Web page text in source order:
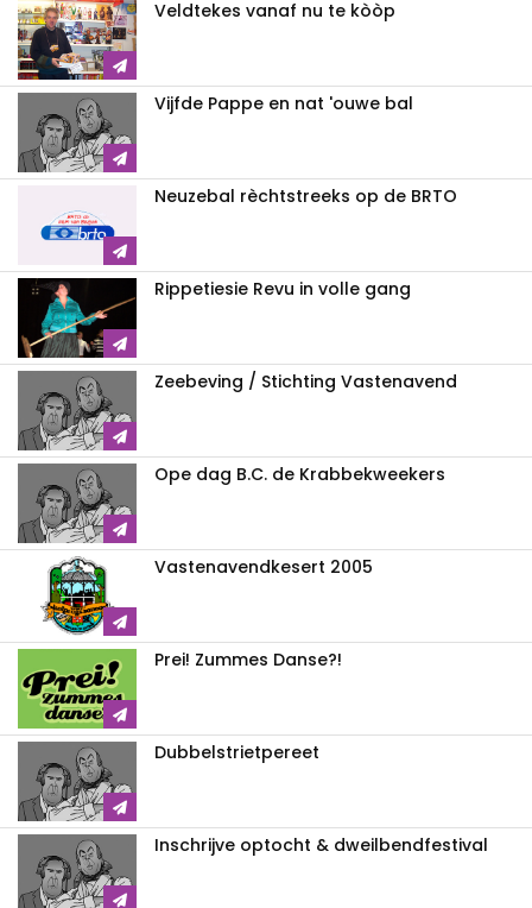
Veldtekes vanaf nu te kòòp
Vijfde Pappe en nat 'ouwe bal
Neuzebal rèchtstreeks op de BRTO
Rippetiesie Revu in volle gang
Zeebeving / Stichting Vastenavend
Ope dag B.C. de Krabbekweekers
Vastenavendkesert 2005
Prei! Zummes Danse?!
Dubbelstrietpereet
Inschrijve optocht & dweilbendfestival